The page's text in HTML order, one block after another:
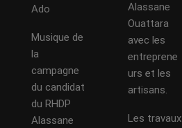
Ado
Musique de
la
campagne
du candidat
du RHDP
Alassane
Alassane
Ouattara
avec les
entreprene
urs et les
artisans.
Les travaux